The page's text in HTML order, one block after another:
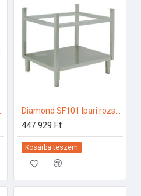
447 929 Ft
Kosárba teszem